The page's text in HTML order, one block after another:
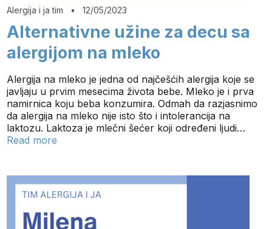
Alergija i ja tim •12/05/2023
Alternativne užine za decu sa
alergijom na mleko
Alergija na mleko je jedna od najčešćih alergija koje se
javljaju u prvim mesecima života bebe. Mleko je i prva
namirnica koju beba konzumira. Odmah da razjasnimo
da alergija na mleko nije isto što i intolerancija na
laktozu. Laktoza je mlečni šećer koji određeni ljudi…
Read more